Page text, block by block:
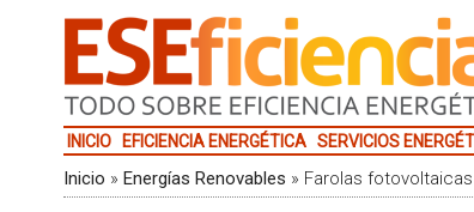
INICIO EFICIENCIA ENERGÉTICA SERVICIOS
Inicio » Energías Renovables » Farolas